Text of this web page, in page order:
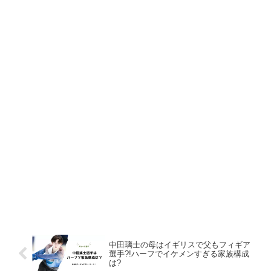
中田璃士の母はイギリスで父もフィギア
選手?!ハーフでイケメンすぎる家族構成
は?